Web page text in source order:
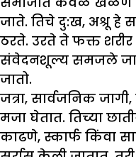
जाते. तिचे दु:ख, अश्रू हे
ठरते. उरते ते फक्त शरीर
संवेदनशूल्य समजले जाते.
जातो.
जत्रा, सार्वजनिक जागी,
मजा घेतात. तिच्या
काढणे, स्कार्फ किंवा